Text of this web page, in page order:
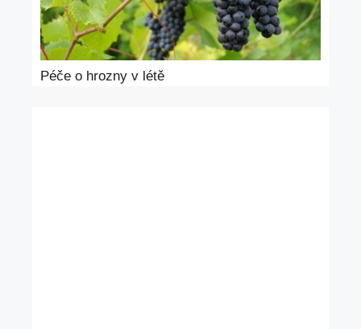
Péče o hrozny v létě